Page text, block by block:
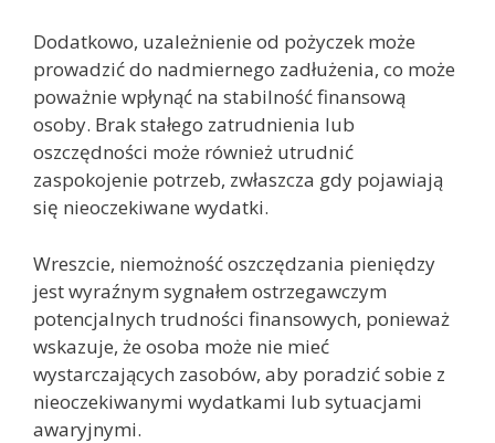
Dodatkowo, uzależnienie od pożyczek może
prowadzić do nadmiernego zadłużenia, co może
poważnie wpłynąć na stabilność finansową
osoby. Brak stałego zatrudnienia lub
oszczędności może również utrudnić
zaspokojenie potrzeb, zwłaszcza gdy pojawiają
się nieoczekiwane wydatki.
Wreszcie, niemożność oszczędzania pieniędzy
jest wyraźnym sygnałem ostrzegawczym
potencjalnych trudności finansowych, ponieważ
wskazuje, że osoba może nie mieć
wystarczających zasobów, aby poradzić sobie z
nieoczekiwanymi wydatkami lub sytuacjami
awaryjnymi.